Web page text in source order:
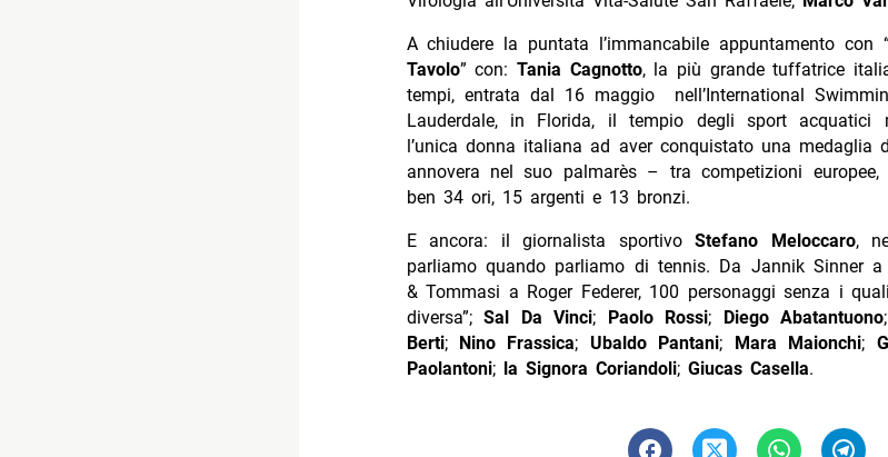
A chiudere la puntata l’immancabile appuntamento con
Tavolo” con: Tania Cagnotto, la più grande tuffatrice
tempi, entrata dal 16 maggio nell’International
Lauderdale, in Florida, il tempio degli sport
l’unica donna italiana ad aver conquistato una medaglia
annovera nel suo palmarès – tra competizioni
ben 34 ori, 15 argenti e 13 bronzi.
E ancora: il giornalista sportivoStefano Meloccaro,
parliamo quando parliamo di tennis. Da Jannik Sinner a
& Tommasi a Roger Federer, 100 personaggi senza i
diversa”;Sal Da Vinci; Paolo Rossi; Diego Abatantuono;
Berti;Nino Frassica; Ubaldo Pantani; Mara Maionchi;
Paolantoni; la Signora Coriandoli; Giucas Casella.